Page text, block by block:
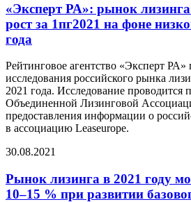
«Эксперт РА»: рынок
рост за 1пг2021 на фоне
года
Рейтинговое агентство «Эксперт РА»
исследования российского рынка
2021 года. Исследование проводится
Объединенной Лизинговой
предоставления информации о
в ассоциацию Leaseurope.
30.08.2021
Рынок лизинга в 2021 году
10–15 % при развитии